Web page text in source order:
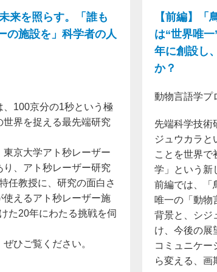
来を照らす。「誰も
の施設を」科学者の人
、100京分の1秒という極
界を捉える最先端研究
京大学アト秒レーザー
、アト秒レーザー研究
任教授に、研究の面白さ
使えるアト秒レーザー施
た20年にわたる挑戦を伺
ひご覧ください。
【前編】「
は“世界唯
年に創設し
か？
動物言語学プ
先端科学技術
ジュウカラと
ことを世界で
学」という新
前編では、「
唯一の「動物
背景と、シジ
け、今後の展
コミュニケー
ら変える、画